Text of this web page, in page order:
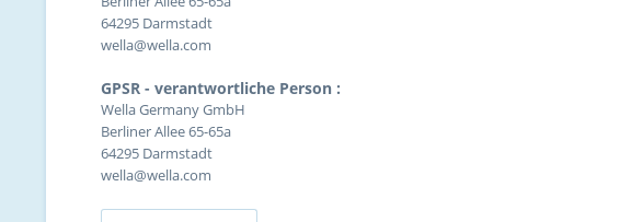
64295 Darmstadt
wella@wella.com
GPSR - verantwortliche Person :
Wella Germany GmbH
Berliner Allee 65-65a
64295 Darmstadt
wella@wella.com